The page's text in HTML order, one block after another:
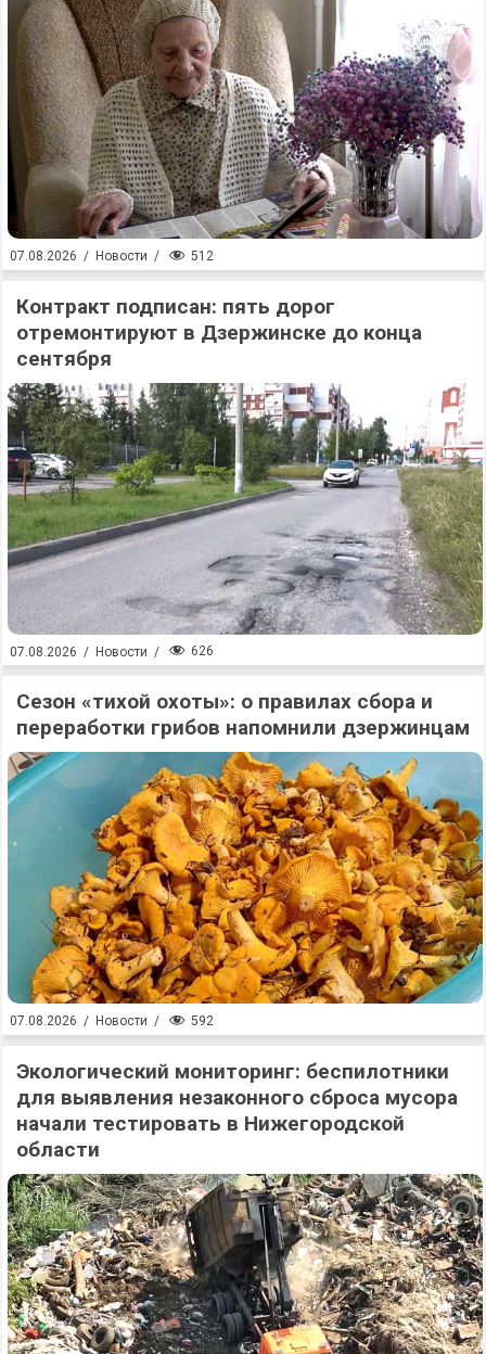
07.08.2026 / Новости / 512
Контракт подписан: пять дорог
отремонтируют в Дзержинске до конца
сентября
07.08.2026 / Новости / 626
Сезон «тихой охоты»: о правилах сбора и
переработки грибов напомнили дзержинцам
07.08.2026 / Новости / 592
Экологический мониторинг: беспилотники
для выявления незаконного сброса мусора
начали тестировать в Нижегородской
области